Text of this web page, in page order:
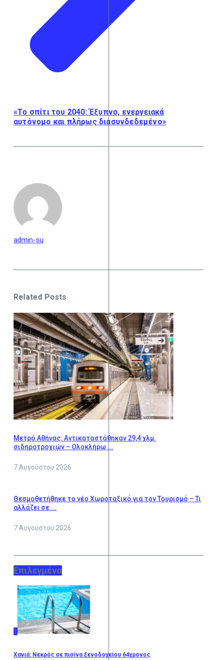
«Το σπίτι του 2040: Έξυπνο, ενεργειακά
αυτόνομο και πλήρως διασυνδεδεμένο»
admin-su
Related Posts
Μετρό Αθήνας: Αντικαταστάθηκαν 29,4 χλμ.
σιδηροτροχιών – Ολοκλήρω ...
7 Αυγούστου 2026
Θεσμοθετήθηκε το νέο Χωροταξικό για τον Τουρισμό – Τι
αλλάζει σε ...
7 Αυγούστου 2026
Επιλεγμένα
1
Χανιά: Νεκρός σε πισίνα ξενοδοχείου 64χρονος